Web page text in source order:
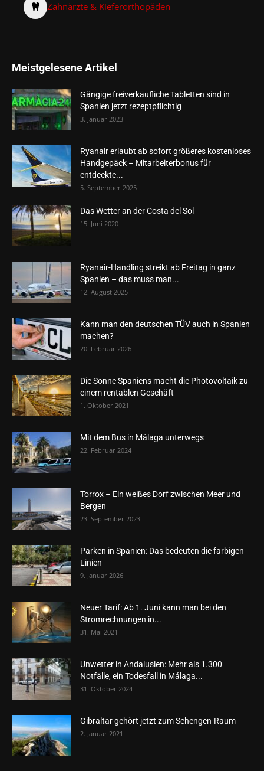
Zahnärzte & Kieferorthopäden
Meistgelesene Artikel
Gängige freiverkäufliche Tabletten sind in
Spanien jetzt rezeptpflichtig
3. Januar 2023
Ryanair erlaubt ab sofort größeres kostenloses
Handgepäck – Mitarbeiterbonus für
entdeckte...
5. September 2025
Das Wetter an der Costa del Sol
15. Juni 2020
Ryanair-Handling streikt ab Freitag in ganz
Spanien – das muss man...
12. August 2025
Kann man den deutschen TÜV auch in Spanien
machen?
20. Februar 2026
Die Sonne Spaniens macht die Photovoltaik zu
einem rentablen Geschäft
1. Oktober 2021
Mit dem Bus in Málaga unterwegs
22. Februar 2024
Torrox – Ein weißes Dorf zwischen Meer und
Bergen
23. September 2023
Parken in Spanien: Das bedeuten die farbigen
Linien
9. Januar 2026
Neuer Tarif: Ab 1. Juni kann man bei den
Stromrechnungen in...
31. Mai 2021
Unwetter in Andalusien: Mehr als 1.300
Notfälle, ein Todesfall in Málaga...
31. Oktober 2024
Gibraltar gehört jetzt zum Schengen-Raum
2. Januar 2021